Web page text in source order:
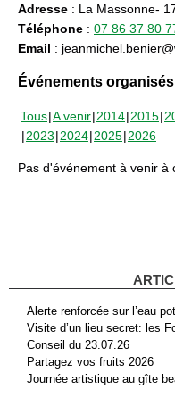
Adresse : La Massonne-
Téléphone : 07 86 37 80
Email :
Événements
Tous A venir 2014 2015
2023 2024 2025 2026
Pas d'événement à venir à
Alerte renforcée sur l’eau
Visite d’un lieu secret: les
Conseil du 23.07.26
Partagez vos fruits 2026
Journée artistique au gîte